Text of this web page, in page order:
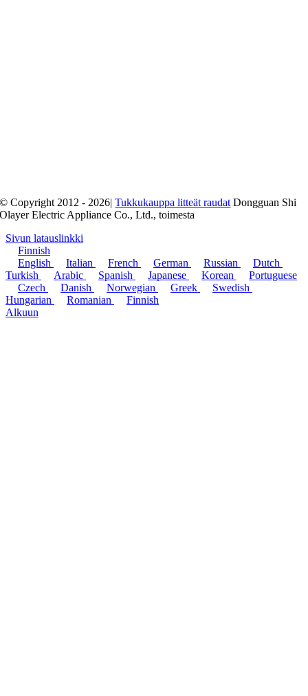
© Copyright 2012 - 2026|Tukkukauppa litteät raudat Dongguan Shi
Olayer Electric Appliance Co., Ltd., toimesta
Sivun latauslinkki
Finnish
English
Italian French German Russian
Dutch
Turkish
Arabic Spanish Japanese Korean
Portuguese
Czech
Danish Norwegian Greek
Swedish
Hungarian
Romanian
Finnish
Alkuun